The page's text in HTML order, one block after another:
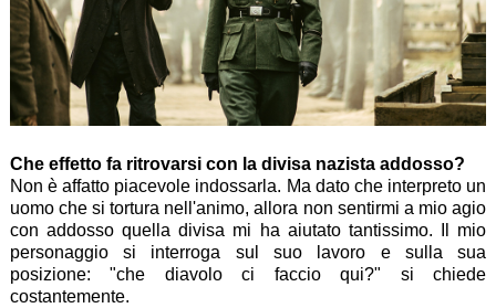
Che effetto fa ritrovarsi con la divisa nazista addosso?
Non è affatto piacevole indossarla. Ma dato che interpreto un
uomo che si tortura nell'animo, allora non sentirmi a mio agio
con addosso quella divisa mi ha aiutato tantissimo. Il mio
personaggio si interroga sul suo lavoro e sulla sua
posizione: "che diavolo ci faccio qui?" si chiede
costantemente.